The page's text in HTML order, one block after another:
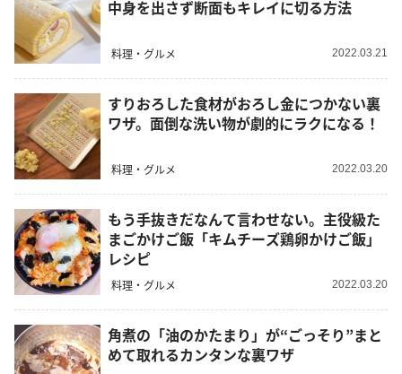
中身を出さず断面もキレイに切る方法
料理・グルメ 2022.03.21
すりおろした食材がおろし金につかない裏
ワザ。面倒な洗い物が劇的にラクになる！
料理・グルメ 2022.03.20
もう手抜きだなんて言わせない。主役級た
まごかけご飯「キムチーズ鶏卵かけご飯」
レシピ
料理・グルメ 2022.03.20
角煮の「油のかたまり」が“ごっそり”まと
めて取れるカンタンな裏ワザ